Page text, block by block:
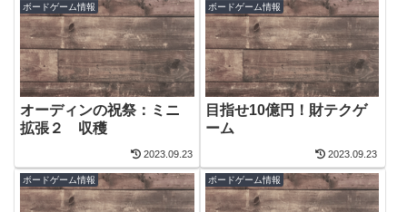
ボードゲーム情報
オーディンの祝祭：ミニ
拡張２ 収穫
2023.09.23
ボードゲーム情報
目指せ10億円！財テクゲ
ーム
2023.09.23
ボードゲーム情報 ボードゲーム情報